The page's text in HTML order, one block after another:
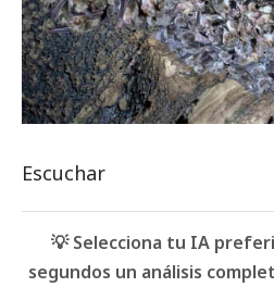
Escuchar
💡 Selecciona tu IA
segundos un análisis